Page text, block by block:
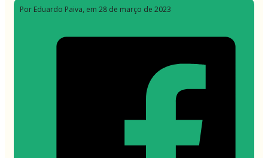
Por Eduardo Paiva, em 28 de março de 2023